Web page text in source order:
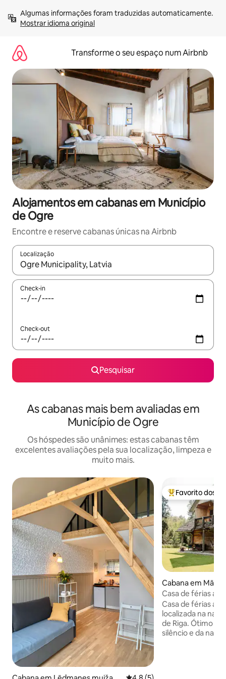
para
Mostrar idioma original
Transforme o seu espaço num Airbnb
Alojamentos em cabanas em Município
de Ogre
Encontre e reserve cabanas únicas na Airbnb
Localização
Quando os resultados estiverem disponíveis, navegue com
Check-in
Check-out
Pesquisar
As cabanas mais bem avaliadas em
Município de Ogre
Os hóspedes são unânimes: estas cabanas têm
excelentes avaliações pela sua localização, limpeza e
muito mais.
Favoritos dos
Favorito dos
Cabana em
Casa de férias
Casa de férias
localizada na
de Riga. Ótimo
silêncio e da